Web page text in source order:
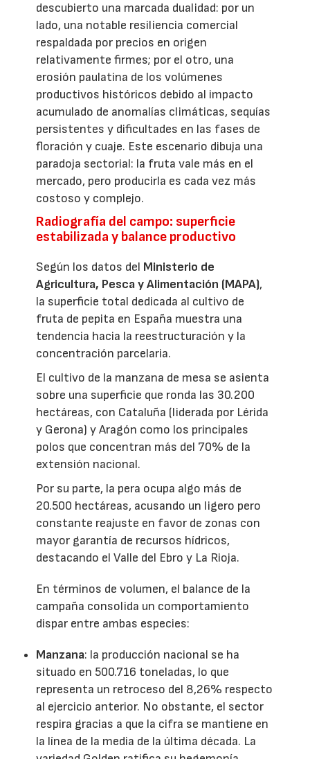
descubierto una marcada dualidad: por un
lado, una notable resiliencia comercial
respaldada por precios en origen
relativamente firmes; por el otro, una
erosión paulatina de los volúmenes
productivos históricos debido al impacto
acumulado de anomalías climáticas, sequías
persistentes y dificultades en las fases de
floración y cuaje. Este escenario dibuja una
paradoja sectorial: la fruta vale más en el
mercado, pero producirla es cada vez más
costoso y complejo.
Radiografía del campo: superficie
estabilizada y balance productivo
Según los datos del Ministerio de
Agricultura, Pesca y Alimentación (MAPA),
la superficie total dedicada al cultivo de
fruta de pepita en España muestra una
tendencia hacia la reestructuración y la
concentración parcelaria.
El cultivo de la manzana de mesa se asienta
sobre una superficie que ronda las 30.200
hectáreas, con Cataluña (liderada por Lérida
y Gerona) y Aragón como los principales
polos que concentran más del 70% de la
extensión nacional.
Por su parte, la pera ocupa algo más de
20.500 hectáreas, acusando un ligero pero
constante reajuste en favor de zonas con
mayor garantía de recursos hídricos,
destacando el Valle del Ebro y La Rioja.
En términos de volumen, el balance de la
campaña consolida un comportamiento
dispar entre ambas especies:
Manzana: la producción nacional se ha
situado en 500.716 toneladas, lo que
representa un retroceso del 8,26% respecto
al ejercicio anterior. No obstante, el sector
respira gracias a que la cifra se mantiene en
la línea de la media de la última década. La